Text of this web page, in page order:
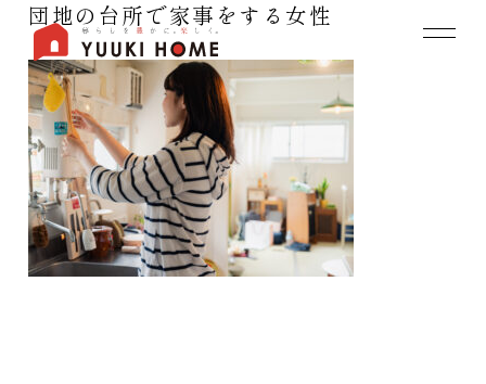
団地の台所で家事をする女性